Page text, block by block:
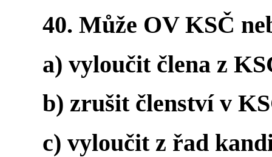
40. Může OV KSČ
a) vyloučit člena z
b) zrušit členství v
c) vyloučit z řad